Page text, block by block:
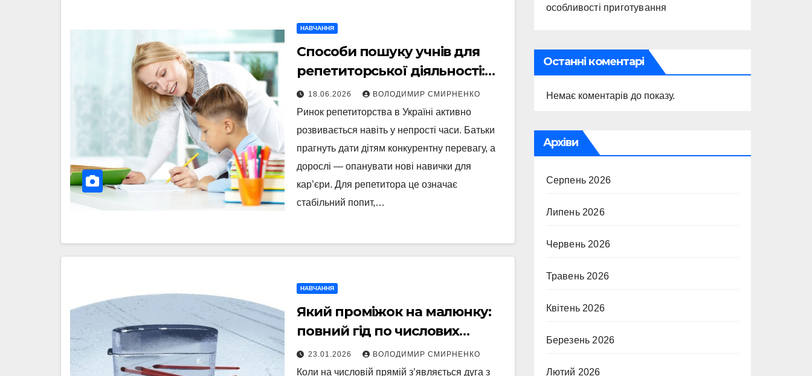
НАВЧАННЯ
Способи пошуку учнів для
репетиторської діяльності:
повний гайд
18.06.2026 ВОЛОДИМИР СМИРНЕНКО
Ринок репетиторства в Україні активно
розвивається навіть у непрості часи. Батьки
прагнуть дати дітям конкурентну перевагу, а
дорослі — опанувати нові навички для
кар’єри. Для репетитора це означає
стабільний попит,…
НАВЧАННЯ
Який проміжок на малюнку:
повний гід по числових
проміжках
23.01.2026 ВОЛОДИМИР СМИРНЕНКО
Коли на числовій прямій з’являється дуга з
особливості приготування
Останні коментарі
Немає коментарів до показу.
Архіви
Серпень 2026
Липень 2026
Червень 2026
Травень 2026
Квітень 2026
Березень 2026
Лютий 2026